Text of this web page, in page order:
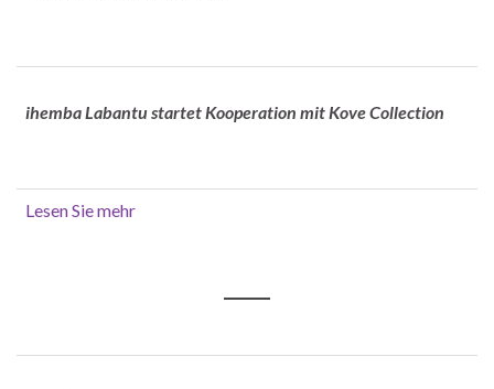
ihemba Labantu startet Kooperation mit Kove Collection
Lesen Sie mehr